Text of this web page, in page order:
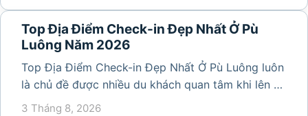
Top Địa Điểm Check-in Đẹp Nhất Ở Pù
Luông Năm 2026
Top Địa Điểm Check-in Đẹp Nhất Ở Pù Luông luôn
là chủ đề được nhiều du khách quan tâm khi lên kế
hoạch khám phá vùng đất thiên nhiên nổi tiếng
3 Tháng 8, 2026